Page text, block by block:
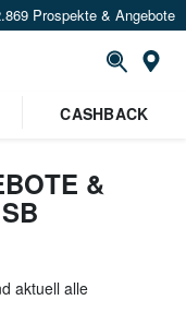
Prospekte & Angebote
CASHBACK
&
aktuell alle